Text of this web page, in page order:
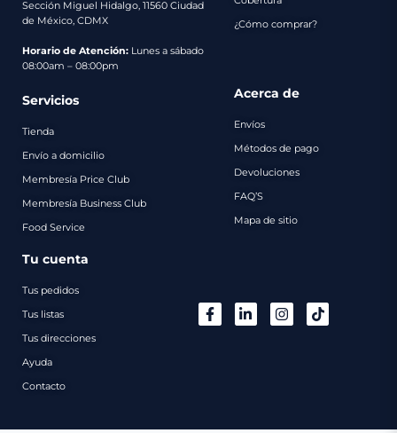
Sección Miguel Hidalgo, 11560 Ciudad
de México, CDMX
Horario de Atención: Lunes a sábado
08:00am – 08:00pm
¿Cómo comprar?
Servicios
Tienda
Envío a domicilio
Membresía Price Club
Membresía Business Club
Food Service
Acerca de
Envíos
Métodos de pago
Devoluciones
FAQ’S
Mapa de sitio
Tu cuenta
Tus pedidos
Tus listas
Tus direcciones
Ayuda
Contacto
de